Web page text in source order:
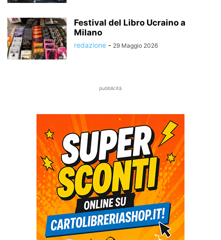
Festival del Libro Ucraino a
Milano
redazione - 29 Maggio 2026
pubblicità